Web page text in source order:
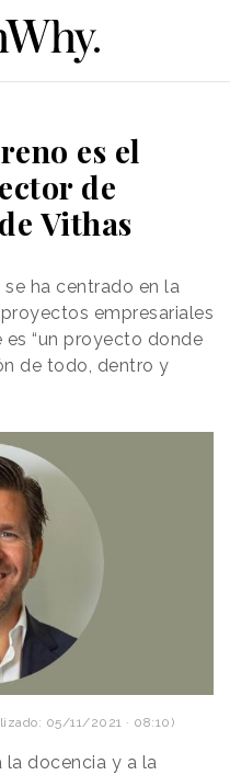
es el
de
Vithas
ha centrado en la
empresariales
es “un proyecto donde
de todo, dentro y
05/11/2021 · 08:10)
la docencia y a la